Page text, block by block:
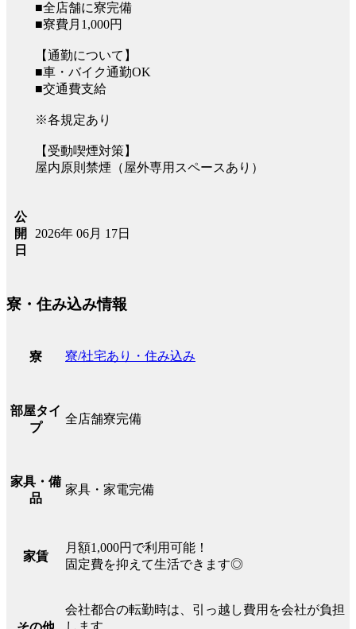
■全店舗に寮完備
■寮費月1,000円
【通勤について】
■車・バイク通勤OK
■交通費支給
※各規定あり
【受動喫煙対策】
屋内原則禁煙（屋外専用スペースあり）
公
開
日
2026年 06月 17日
寮・住み込み情報
寮 寮/社宅あり・住み込み
部屋タイ
プ
全店舗寮完備
家具・備
品
家具・家電完備
家賃
月額1,000円で利用可能！
固定費を抑えて生活できます◎
会社都合の転勤時は、引っ越し費用を会社が負担